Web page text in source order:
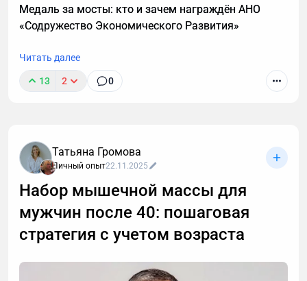
каких случаях этой системы недостаточно и нужен
индивидуальный анализ для выявления причин
Медаль за мосты: кто и зачем награждён АНО
«Содружество Экономического Развития»
Читать далее
13 2 0
Татьяна Громова
Личный опыт22.11.2025
Набор мышечной массы для
мужчин после 40: пошаговая
стратегия с учетом возраста